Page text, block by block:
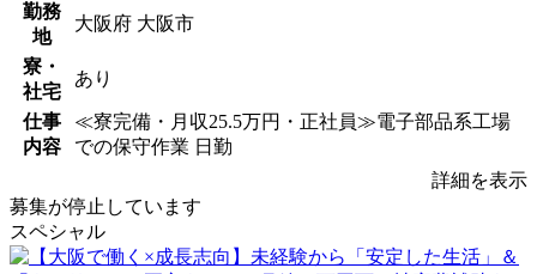
勤務
地
大阪府 大阪市
寮・
社宅
あり
仕事
内容
≪寮完備・月収25.5万円・正社員≫電子部品系工場
での保守作業 日勤
詳細を表示
募集が停止しています
スペシャル